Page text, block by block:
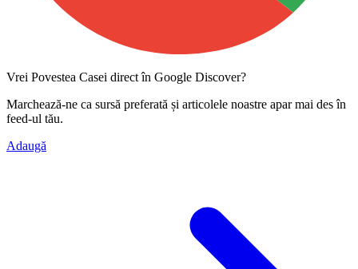
Vrei Povestea Casei direct în Google Discover?
Marchează-ne ca sursă preferată și articolele noastre apar mai des în
feed-ul tău.
Adaugă